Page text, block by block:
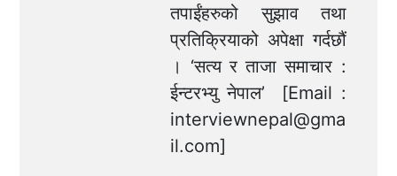
तपाईंहरुको सुझाव तथा
प्रतिक्रियाको अपेक्षा गर्दछौं
। ‘सत्य र ताजा समाचार :
ईन्टरभ्यु नेपाल’ [Email :
interviewnepal@gma
il.com]